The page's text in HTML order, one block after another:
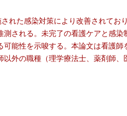
れた感染対策により改善されてお
される。未完了の看護ケアと感染
能性を示唆する。本論文は看護師
外の職種（理学療法士、薬剤師、